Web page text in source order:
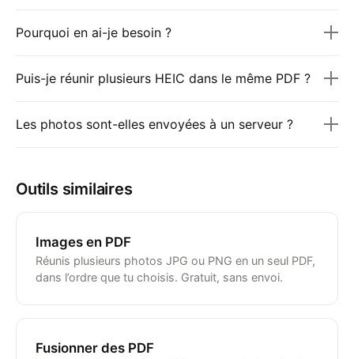
Pourquoi en ai-je besoin ?
Puis-je réunir plusieurs HEIC dans le même PDF ?
Les photos sont-elles envoyées à un serveur ?
Outils similaires
Images en PDF
Réunis plusieurs photos JPG ou PNG en un seul PDF,
dans l’ordre que tu choisis. Gratuit, sans envoi.
Fusionner des PDF